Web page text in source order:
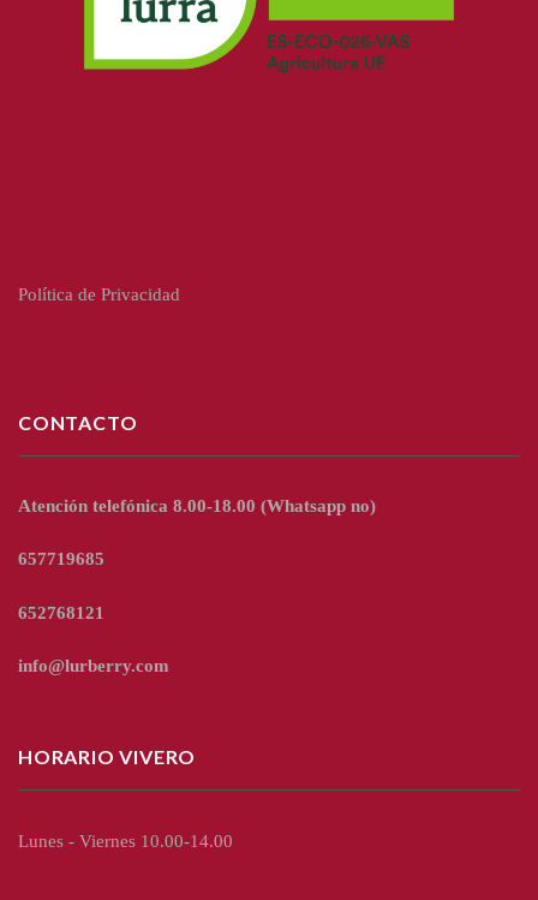
Política de Privacidad
CONTACTO
Atención telefónica 8.00-18.00 (Whatsapp no)
657719685
652768121
info@lurberry.com
HORARIO VIVERO
Lunes - Viernes 10.00-14.00